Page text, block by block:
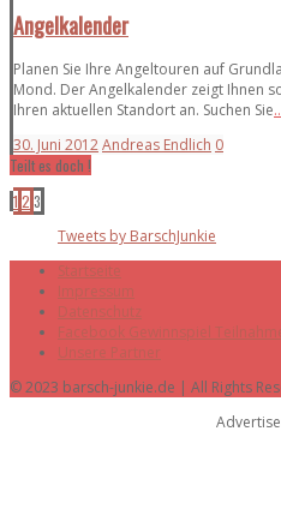
Angelkalender
Planen Sie Ihre Angeltouren auf
Mond. Der Angelkalender zeigt Ihnen
Ihren aktuellen Standort an. Suchen Sie
30. Juni 2012Andreas Endlich 0
Teilt es doch !
1 2 3
Tweets by BarschJunkie
Startseite
Impressum
Datenschutz
Facebook Gewinnspiel
Unsere Partner
© 2023 barsch-junkie.de | All Rights